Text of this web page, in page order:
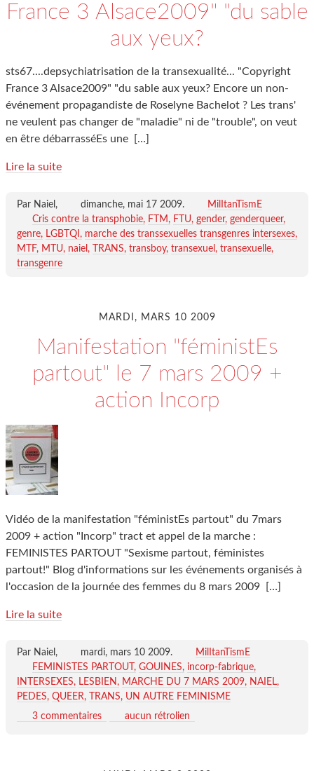
France 3 Alsace2009" "du sable
aux yeux?
sts67....depsychiatrisation de la transexualité... "Copyright
France 3 Alsace2009" "du sable aux yeux? Encore un non-
événement propagandiste de Roselyne Bachelot ? Les trans'
ne veulent pas changer de "maladie" ni de "trouble", on veut
en être débarrasséEs une
[…]
Lire la suite
Par Naiel, dimanche, mai 17 2009.
MilItanTismE
Cris contre la transphobie
FTM FTU gender genderqueer
genre
LGBTQI
marche des transsexuelles transgenres intersexes
MTF
MTU naiel TRANS transboy transexuel
transexuelle
transgenre
MARDI, MARS 10 2009
Manifestation "féministEs
partout" le 7 mars 2009 +
action Incorp
Vidéo de la manifestation "féministEs partout" du 7mars
2009 + action "Incorp" tract et appel de la marche :
FEMINISTES PARTOUT "Sexisme partout, féministes
partout!" Blog d'informations sur les événements organisés à
l'occasion de la journée des femmes du 8 mars 2009
[…]
Lire la suite
Par Naiel, mardi, mars 10 2009.
MilItanTismE
FEMINISTES PARTOUT
GOUINES
incorp-fabrique
INTERSEXES
LESBIEN MARCHE DU 7 MARS 2009
NAIEL
PEDES QUEER TRANS
UN AUTRE FEMINISME
3 commentaires
aucun rétrolien